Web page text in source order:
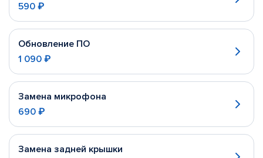
590 ₽
Обновление ПО
1 090 ₽
Замена микрофона
690 ₽
Замена задней крышки